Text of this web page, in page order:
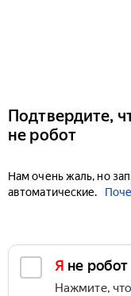
Подтвердите,
не робот
Нам очень жаль, но
автоматические.
Я не робот
Нажмите,